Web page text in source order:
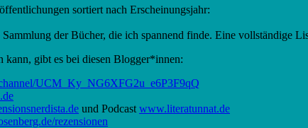
sortiert nach Erscheinungsjahr:
der Bücher, die ich spannend finde. Eine vollständige
kann, gibt es bei diesen Blogger*innen:
UCM_Ky_NG6XFG2u_e6P3F9qQ
und Podcast www.literatunnat.de
rezensionen